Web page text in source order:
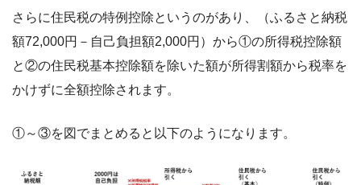
さらに住民税の特例控除というのがあり、（ふるさと納税
額72,000円－自己負担額2,000円）から①の所得税控除額
と②の住民税基本控除額を除いた額が所得割額から税率を
かけずに全額控除されます。
①～③を図でまとめると以下のようになります。